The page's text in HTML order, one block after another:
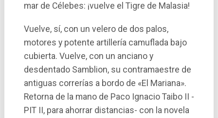
mar de Célebes: ¡vuelve el Tigre de Malasia!
Vuelve, sí­, con un velero de dos palos,
motores y potente artillerí­a camuflada bajo
cubierta. Vuelve, con un anciano y
desdentado Samblion, su contramaestre de
antiguas correrí­as a bordo de «El Mariana».
Retorna de la mano de Paco Ignacio Taibo II -
PIT II, para ahorrar distancias- con la novela